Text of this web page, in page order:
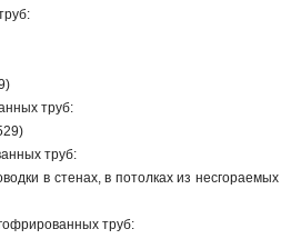
труб:
труб:
в стенах, в потолках из несгораемых
труб: